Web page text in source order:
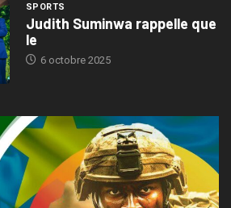
SPORTS
Judith Suminwa rappelle que
le
6 octobre 2025